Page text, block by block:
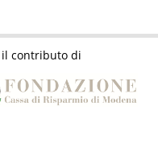
il contributo di